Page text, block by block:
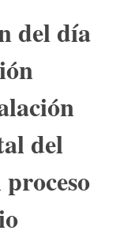
del día
del